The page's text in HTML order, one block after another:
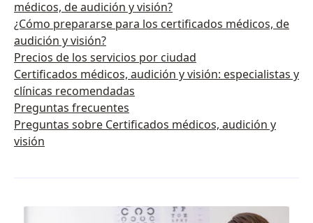
médicos, de audición y visión?
¿Cómo prepararse para los certificados médicos, de
audición y visión?
Precios de los servicios por ciudad
Certificados médicos, audición y visión: especialistas y
clínicas recomendadas
Preguntas frecuentes
Preguntas sobre Certificados médicos, audición y
visión